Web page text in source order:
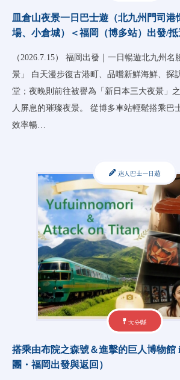
皿倉山夜景一日巴士遊（北九州門司港
場、小倉城）＜福岡（博多站）出發/抵
（2026.7.15） 福岡出發｜一日暢遊北九州名
景」 白天漫步復古港町、品嚐新鮮海鮮、探
堂；夜晚則前往被譽為「新日本三大夜景」
人屏息的璀璨夜景。 從博多車站輕鬆搭乘巴
效率暢…
大分縣
迷人巴士一日遊
搭乘由布院之森號＆進擊的巨人博物
團・福岡出發與返回）